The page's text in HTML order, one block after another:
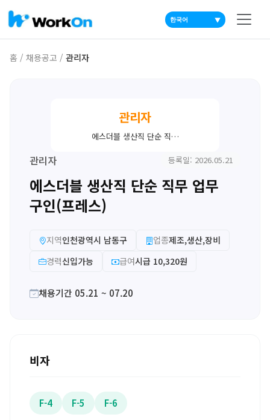
▼
홈 / 채용공고 / 관리자
관리자
에스더블 생산직 단순 직…
관리자 등록일: 2026.05.21
에스더블 생산직 단순 직무 업무
구인(프레스)
지역인천광역시 남동구 업종제조,생산,장비
경력신입가능 급여시급 10,320원
채용기간 05.21 ~ 07.20
비자
F-4 F-5 F-6